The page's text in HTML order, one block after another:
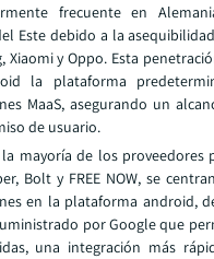
frecuente en
Este debido a la
Xiaomi y Oppo. Esta
la plataforma
MaaS, asegurando un
de usuario.
mayoría de los proveedores
Bolt y FREE NOW, se
en la plataforma android,
por Google que
una integración más